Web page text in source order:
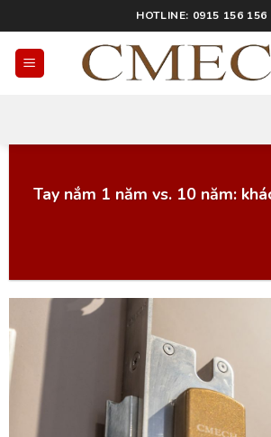
HOTLINE: 0915 156 156
Tay nắm 1 năm vs. 10 năm: